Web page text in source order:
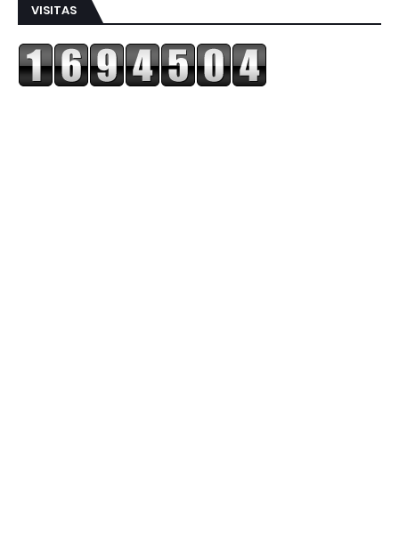
VISITAS